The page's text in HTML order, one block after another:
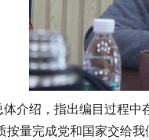
介绍，指出编目过程
量完成党和国家交给我